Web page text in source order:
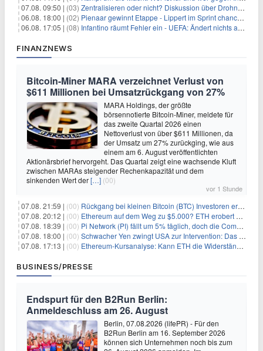
07.08. 09:50 | (03) Zentralisieren oder nicht? Diskussion über Drohnenabwehr
06.08. 18:00 | (02) Pienaar gewinnt Etappe - Lippert im Sprint chancenlos
06.08. 17:05 | (08) Infantino räumt Fehler ein - UEFA: Ändert nichts an Boykott
FINANZNEWS
Bitcoin-Miner MARA verzeichnet Verlust von
$611 Millionen bei Umsatzrückgang von 27%
MARA Holdings, der größte
börsennotierte Bitcoin-Miner, meldete für
das zweite Quartal 2026 einen
Nettoverlust von über $611 Millionen, da
der Umsatz um 27% zurückging, wie aus
einem am 6. August veröffentlichten
Aktionärsbrief hervorgeht. Das Quartal zeigt eine wachsende Kluft
zwischen MARAs steigender Rechenkapazität und dem
sinkenden Wert der[…] (00)
vor 1 Stunde
07.08. 21:59 | (00) Rückgang bei kleinen Bitcoin (BTC) Investoren erreicht Höchststand seit Dezember 2024
07.08. 20:12 | (00) Ethereum auf dem Weg zu $5.000? ETH erobert wichtige Marke zurück, während Institutionen weiter akkumulieren
07.08. 18:39 | (00) Pi Network (PI) fällt um 5% täglich, doch die Community bleibt optimistisch
07.08. 18:00 | (00) Schwacher Yen zwingt USA zur Intervention: Das größte Risiko seit 15 Jahren
07.08. 17:13 | (00) Ethereum-Kursanalyse: Kann ETH die Widerstände der gleitenden Durchschnitte überwinden?
BUSINESS/PRESSE
Endspurt für den B2Run Berlin:
Anmeldeschluss am 26. August
Berlin, 07.08.2026 (lifePR) - Für den
B2Run Berlin am 16. September 2026
können sich Unternehmen noch bis zum